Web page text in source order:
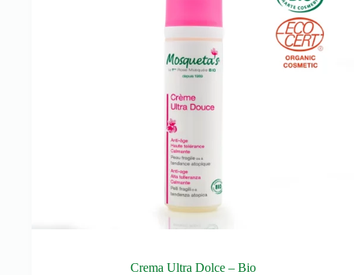
Crema Ultra Dolce – Bio